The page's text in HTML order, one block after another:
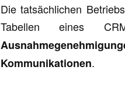
Die tatsächlichen
Tabellen eines
Kommunikationen.